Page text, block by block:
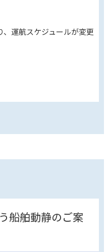
運航スケジュールが変更
船舶動静のご案